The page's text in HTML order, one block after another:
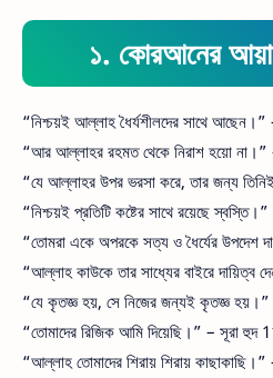
১. কোরআনের
“নিশ্চয়ই আল্লাহ ধৈর্যশীলদের সাথে
“আর আল্লাহর রহমত থেকে নিরাশ হয়ো
“যে আল্লাহর উপর ভরসা করে, তার জন্য
“নিশ্চয়ই প্রতিটি কষ্টের সাথে রয়েছে
“তোমরা একে অপরকে সত্য ও ধৈর্যের
“আল্লাহ কাউকে তার সাধ্যের বাইরে দায়িত্ব
“যে কৃতজ্ঞ হয়, সে নিজের জন্যই কৃতজ্ঞ
“তোমাদের রিজিক আমি দিয়েছি।” – সূরা হুদ
“আল্লাহ তোমাদের শিরায় শিরায়